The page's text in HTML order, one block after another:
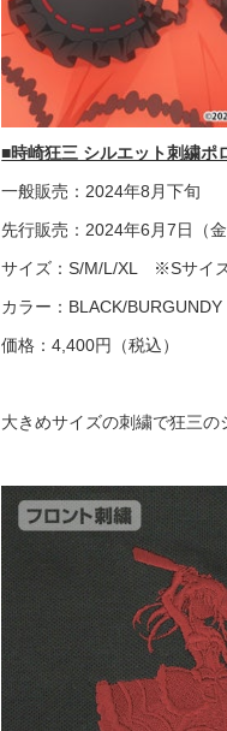
■時崎狂三 シルエット刺繍ポ
一般販売：2024年8月下旬
先行販売：2024年6月7日（
サイズ：S/M/L/XL ※Sサイズ
カラー：BLACK/BURGUNDY
価格：4,400円（税込）
大きめサイズの刺繍で狂三の